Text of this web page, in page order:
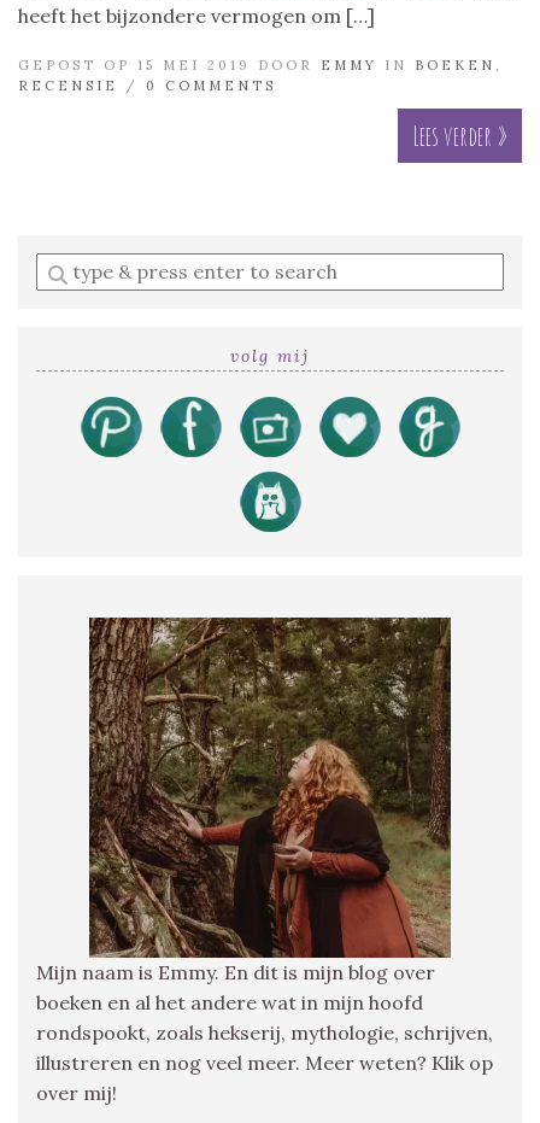
heeft het bijzondere vermogen om […]
GEPOST OP 15 MEI 2019 DOOR EMMY IN BOEKEN
RECENSIE
/ 0 COMMENTS
Lees verder »
Enter
a
volg mij
Mijn naam is Emmy. En dit is mijn blog over
boeken en al het andere wat in mijn hoofd
rondspookt, zoals hekserij, mythologie, schrijven,
illustreren en nog veel meer. Meer weten? Klik op
over mij!